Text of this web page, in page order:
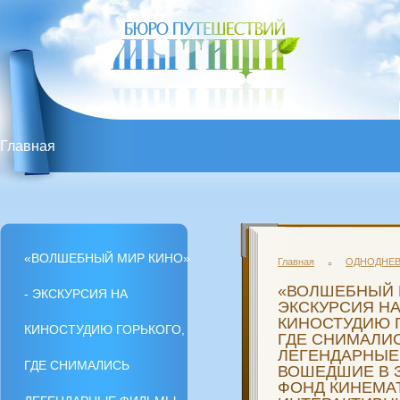
Главная
ВОШЕДШИЕ В ЗОЛОТОЙ ФОНД КИНЕМАТОГРАФА.
ВДНХ + СВЕТОТЕХНИЧЕСКОЕ ШОУ!
«ВОЛШЕБНЫЙ МИР КИНО» - ЭКСКУРСИЯ НА
Главная
«ВОЛШЕБНЫЙ
ЭКСКУРСИЯ НА
КИНОСТУДИЮ
ГДЕ
ВОШЕДШИЕ В
ФОНД
«ВОЛШЕБНЫЙ МИР КИНО»
- ЭКСКУРСИЯ НА
КИНОСТУДИЮ ГОРЬКОГО,
ГДЕ СНИМАЛИСЬ